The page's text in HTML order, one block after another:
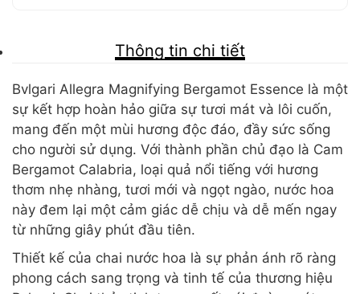
Thông tin chi tiết
Bvlgari Allegra Magnifying Bergamot Essence là một
sự kết hợp hoàn hảo giữa sự tươi mát và lôi cuốn,
mang đến một mùi hương độc đáo, đầy sức sống
cho người sử dụng. Với thành phần chủ đạo là Cam
Bergamot Calabria, loại quả nổi tiếng với hương
thơm nhẹ nhàng, tươi mới và ngọt ngào, nước hoa
này đem lại một cảm giác dễ chịu và dễ mến ngay
từ những giây phút đầu tiên.
Thiết kế của chai nước hoa là sự phản ánh rõ ràng
phong cách sang trọng và tinh tế của thương hiệu